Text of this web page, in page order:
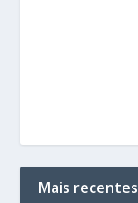
Mais recentes